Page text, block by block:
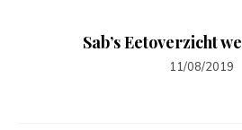
Sab’s Eetoverzicht
11/08/2019